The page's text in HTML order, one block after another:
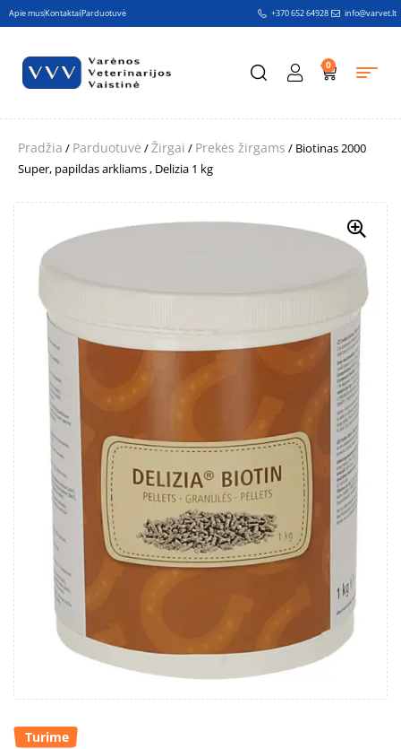
Apie musKontaktaiParduotuvė +370 652 64928 info@varvet.lt
0
Pradžia / Parduotuvė /Žirgai / Prekės žirgams / Biotinas 2000
Super, papildas arkliams , Delizia 1 kg
Turime